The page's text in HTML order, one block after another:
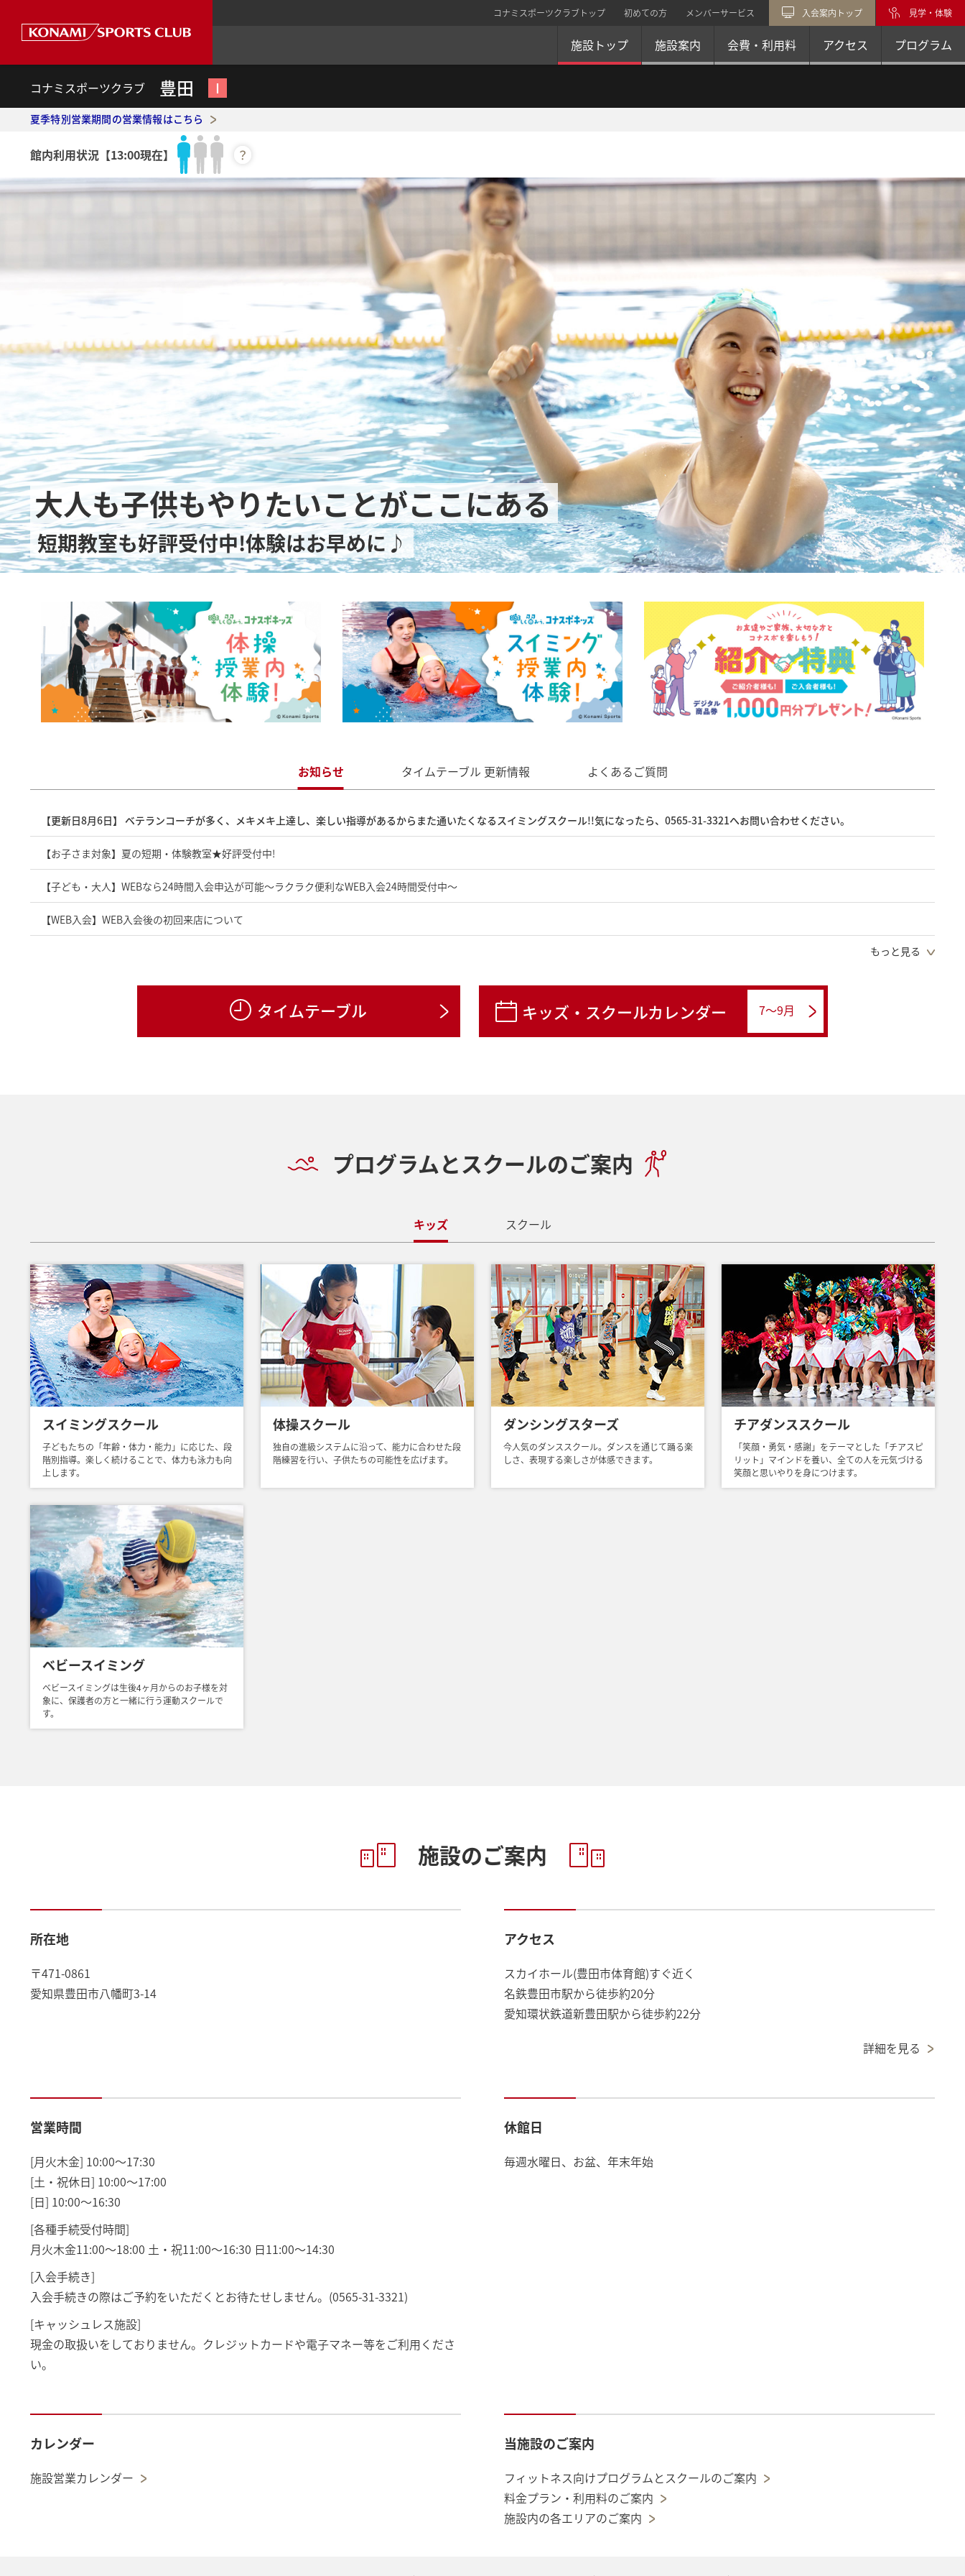
施設トップ 施設案内 会費・利用料 アクセス プログラム
コナミスポーツクラブトップ 初めての方 メンバーサービス 入会案内トップ 見学・体験
コナミスポーツクラブ 豊田 Ⅰ
夏季特別営業期間の営業情報はこちら
館内利用状況 【13:00現在】 ？
大人も子供もやりたいことがここにある
短期教室も好評受付中!体験はお早めに♪
お知らせ タイムテーブル 更新情報 よくあるご質問
【更新日8月6日】 ベテランコーチが多く、メキメキ上達し、楽しい指導があるからまた通いたくなるスイミングスクール!!気になったら、0565-31-3321へお問い合わせください。
【お子さま対象】夏の短期・体験教室★好評受付中!
【子ども・大人】WEBなら24時間入会申込が可能～ラクラク便利なWEB入会24時間受付中～
【WEB入会】WEB入会後の初回来店について
【大人対象】5月から新規開講!動画で自分の泳ぎを確認できる『スイミングスクール』
もっと見る
タイムテーブル キッズ・スクールカレンダー 7～9月
プログラムとスクールのご案内
キッズ スクール
スイミングスクール
子どもたちの「年齢・体力・能力」に応じた、段
階別指導。楽しく続けることで、体力も泳力も向
上します。
体操スクール
独自の進級システムに沿って、能力に合わせた段
階練習を行い、子供たちの可能性を広げます。
ダンシングスターズ
今人気のダンススクール。ダンスを通じて踊る楽
しさ、表現する楽しさが体感できます。
チアダンススクール
「笑顔・勇気・感謝」をテーマとした「チアスピ
リット」マインドを養い、全ての人を元気づける
笑顔と思いやりを身につけます。
ベビースイミング
ベビースイミングは生後4ヶ月からのお子様を対
象に、保護者の方と一緒に行う運動スクールで
す。
施設のご案内
所在地
〒471-0861
愛知県豊田市八幡町3-14
アクセス
スカイホール(豊田市体育館)すぐ近く
名鉄豊田市駅から徒歩約20分
愛知環状鉄道新豊田駅から徒歩約22分
詳細を見る
営業時間
[月火木金] 10:00～17:30
[土・祝休日] 10:00～17:00
[日] 10:00～16:30
[各種手続受付時間]
月火木金11:00～18:00 土・祝11:00～16:30 日11:00～14:30
[入会手続き]
入会手続きの際はご予約をいただくとお待たせしません。(0565-31-3321)
[キャッシュレス施設]
現金の取扱いをしておりません。クレジットカードや電子マネー等をご利用くださ
い。
休館日
毎週水曜日、お盆、年末年始
カレンダー
施設営業カレンダー
当施設のご案内
フィットネス向けプログラムとスクールのご案内
料金プラン・利用料のご案内
施設内の各エリアのご案内